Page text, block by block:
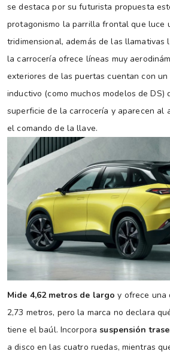
se destaca por su futurista propuesta
protagonismo la parrilla frontal que luce
tridimensional, además de las llamativas
la carrocería ofrece líneas muy
exteriores de las puertas cuentan con
inductivo (como muchos modelos de
superficie de la carrocería y aparecen al
el comando de la llave.
Mide 4,62 metros de largo y ofrece una
2,73 metros, pero la marca no declara
tiene el baúl. Incorporasuspensión
a disco en las cuatro ruedas, mientras